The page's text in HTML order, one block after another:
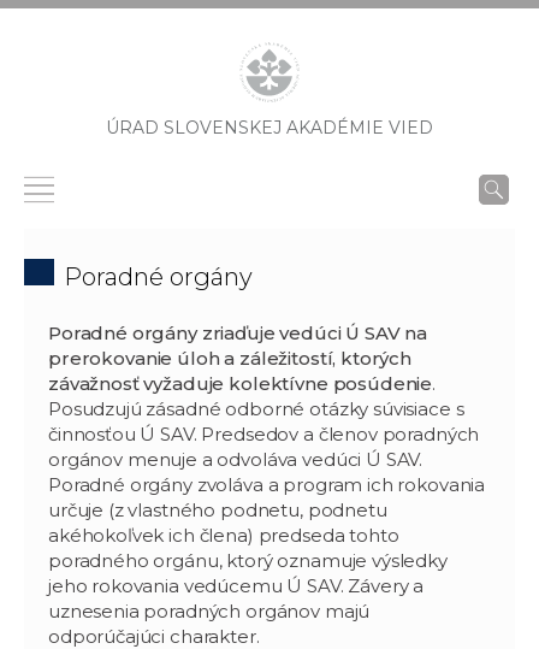
ÚRAD SLOVENSKEJ AKADÉMIE VIED
Poradné orgány
Poradné orgány zriaďuje vedúci Ú SAV na
prerokovanie úloh a záležitostí, ktorých
závažnosť vyžaduje kolektívne posúdenie.
Posudzujú zásadné odborné otázky súvisiace s
činnosťou Ú SAV. Predsedov a členov poradných
orgánov menuje a odvoláva vedúci Ú SAV.
Poradné orgány zvoláva a program ich rokovania
určuje (z vlastného podnetu, podnetu
akéhokoľvek ich člena) predseda tohto
poradného orgánu, ktorý oznamuje výsledky
jeho rokovania vedúcemu Ú SAV. Závery a
uznesenia poradných orgánov majú
odporúčajúci charakter.